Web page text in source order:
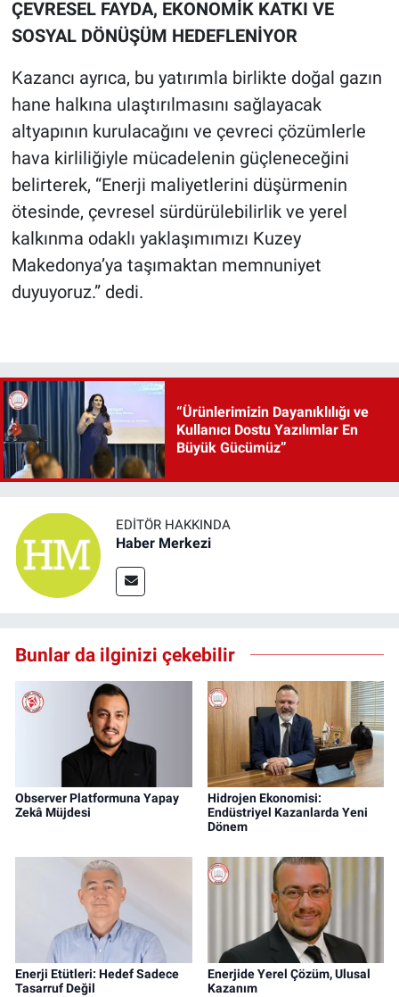
ÇEVRESEL FAYDA, EKONOMİK KATKI VE
SOSYAL DÖNÜŞÜM HEDEFLENİYOR
Kazancı ayrıca, bu yatırımla birlikte doğal gazın
hane halkına ulaştırılmasını sağlayacak
altyapının kurulacağını ve çevreci çözümlerle
hava kirliliğiyle mücadelenin güçleneceğini
belirterek, “Enerji maliyetlerini düşürmenin
ötesinde, çevresel sürdürülebilirlik ve yerel
kalkınma odaklı yaklaşımımızı Kuzey
Makedonya’ya taşımaktan memnuniyet
duyuyoruz.” dedi.
“Ürünlerimizin Dayanıklılığı ve
Kullanıcı Dostu Yazılımlar En
Büyük Gücümüz”
EDITÖR HAKKINDA
Haber Merkezi
Bunlar da ilginizi çekebilir
Observer Platformuna Yapay
Zekâ Müjdesi
Hidrojen Ekonomisi:
Endüstriyel Kazanlarda Yeni
Dönem
Enerji Etütleri: Hedef Sadece
Tasarruf Değil
Enerjide Yerel Çözüm, Ulusal
Kazanım